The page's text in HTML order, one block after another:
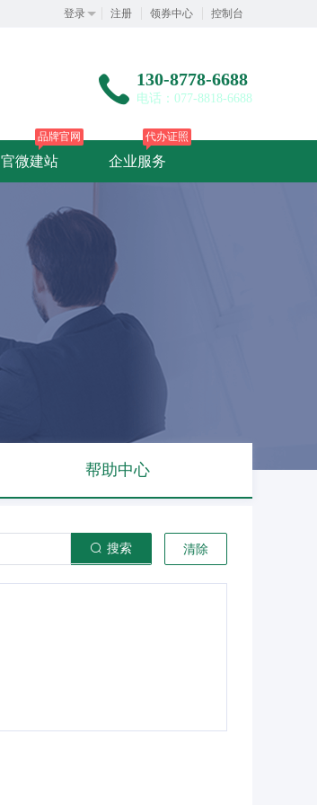
登录 注册 领券中心 控制台
130-8778-6688
电话：077-8818-6688
官微建站
品牌官网
企业服务
代办证照
帮助中心
搜索 清除